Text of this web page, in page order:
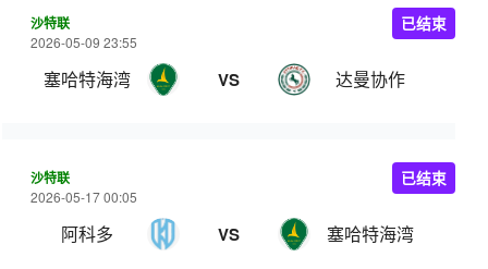
沙特联
2026-05-09 23:55
塞哈特海湾 VS 达曼协作
已结束
沙特联
2026-05-17 00:05
阿科多 VS 塞哈特海湾
已结束